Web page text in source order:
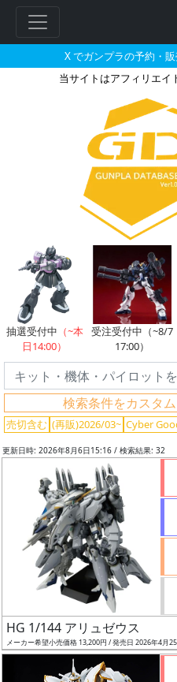
X でガンプラの予約・
当サイトはアフィリエイ
Cyber Goods
抽選受付中 （~本
日14:00）
受注受付中（~8/7
17:00）
検索条件をカスタ
売切含む (再販)2026/03~ Cyber
リ
ー
更新日時: 2026年8月6日15:16 / 検索結果: 32
HG 1/144 アリュゼウス
メーカー希望小売価格 13,200円 / 発売日 2026年4月